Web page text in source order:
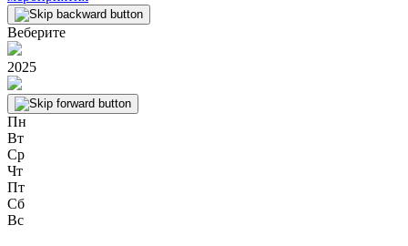
Веберите
2025
Пн
Вт
Ср
Чт
Пт
Сб
Вс